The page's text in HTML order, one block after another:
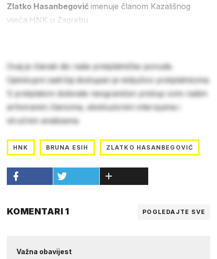
Zlatko Hasanbegović imenuje članom Kazališnog
vijeća HNK u Zagrebu.
Ovaj je članak dio naše pretplatničke ponude.
Cjelokupni sadržaj dostupan je isključivo pretplatnicima.
S pretplatom dobivate neograničen pristup svim našim
arhiviranim člancima, ekskluzivnim intervjuima i
stručnim analizama.
HNK BRUNA ESIH ZLATKO HASANBEGOVIĆ
KOMENTARI 1 POGLEDAJTE SVE
Važna obavijest